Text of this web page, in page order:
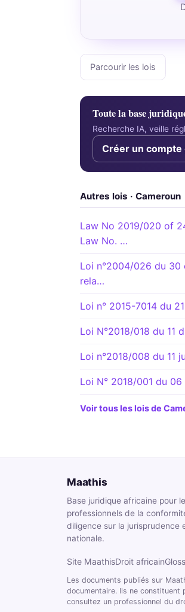
Parcourir les lois
Toute la base
Recherche IA, veille
Créer un
Autres lois · Cameroun
Law No 2019/020 of
Law No. …
Loi n°2004/026 du
rela…
Loi n° 2015-7014 du
Loi N°2018/018 du 11
Loi n°2018/008 du 11
Loi N° 2018/001 du
Voir tous les lois de
Maathis
Base juridique africaine pour
professionnels de la
diligence sur la jurisprudence
nationale.
Site MaathisDroit africain
Les documents publiés sur
documentaire. Ils ne constituent
consultez un professionnel du